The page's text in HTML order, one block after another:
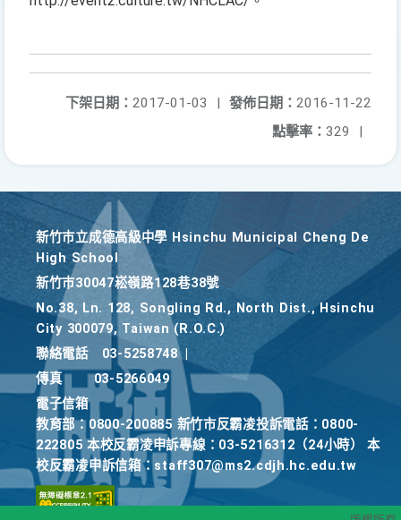
發佈日期： 2016-11-22
下架日期： 2017-01-03
|
點擊率： 329 |
新竹巿立成德高級中學 Hsinchu Municipal Cheng De
High School
新竹巿30047崧嶺路128巷38號
No.38, Ln. 128, Songling Rd., North Dist., Hsinchu
City 300079, Taiwan (R.O.C.)
聯絡電話
03-5258748
傳真
03-5266049
電子信箱
教育部：0800-200885 新竹市反霸凌投訴電話：0800-
222805 本校反霸凌申訴專線：03-5216312（24小時） 本
校反霸凌申訴信箱：staff307@ms2.cdjh.hc.edu.tw